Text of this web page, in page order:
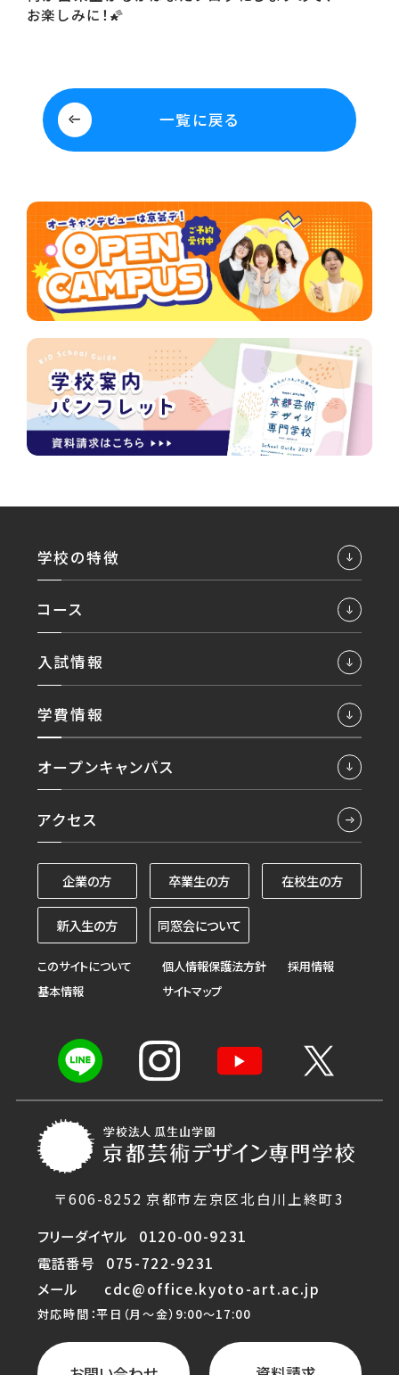
お楽しみに！🌠
一覧に戻る
〒606-8252 京都市左京区北白川上終町3
フリーダイヤル
0120-00-9231
電話番号
075-722-9231
メール
cdc@office.kyoto-art.ac.jp
対応時間：平日（月〜金）9:00〜17:00
学校の特徴
コース
入試情報
学費情報
オープンキャンパス
アクセス
企業の方 卒業生の方 在校生の方
新入生の方 同窓会について
このサイトについて 個人情報保護法方針
採用情報
基本情報
サイトマップ